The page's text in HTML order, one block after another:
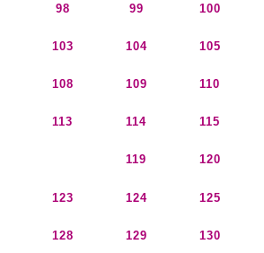
98 99 100
103 104 105
108 109 110
113 114 115
119 120
123 124 125
128 129 130